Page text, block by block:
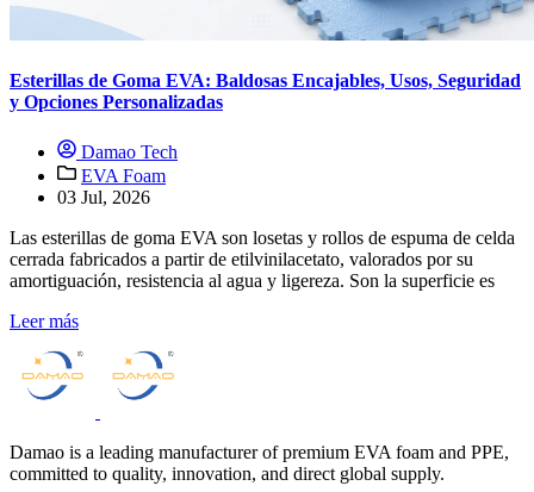
Esterillas de Goma EVA: Baldosas Encajables, Usos, Seguridad
y Opciones Personalizadas
Damao Tech
EVA Foam
03 Jul, 2026
Las esterillas de goma EVA son losetas y rollos de espuma de celda
cerrada fabricados a partir de etilvinilacetato, valorados por su
amortiguación, resistencia al agua y ligereza. Son la superficie es
Leer más
Damao is a leading manufacturer of premium EVA foam and PPE,
committed to quality, innovation, and direct global supply.